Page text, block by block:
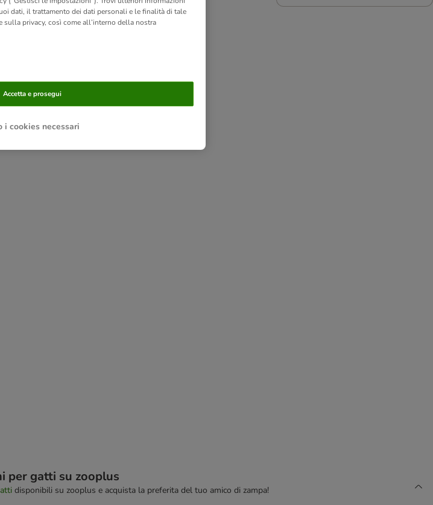
per gatti su zooplus
disponibili su zooplus e acquista la preferita del tuo amico di zampa!
dati, il trattamento dei dati personali e le finalità di tale
privacy, così come all’interno della nostra
i cookies necessari
Accetta e prosegui